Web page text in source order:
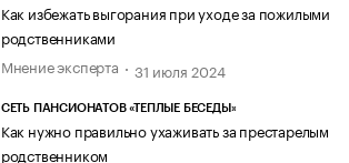
Как избежать выгорания при уходе за пожилыми
родственниками
Мнение эксперта
31 июля 2024
СЕТЬ ПАНСИОНАТОВ «ТЕПЛЫЕ БЕСЕДЫ»
Как нужно правильно ухаживать за престарелым
родственником